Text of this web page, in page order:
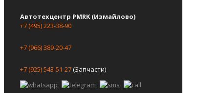
Автотехцентр PMRK (Измайлово)
+7 (495) 223-38-90
+7 (966) 389-20-47
+7 (925) 543-51-27(Запчасти)